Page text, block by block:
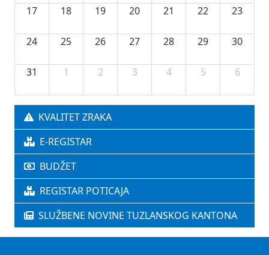
17 18 19 20 21 22 23
24 25 26 27 28 29 30
31 1 2 3 4 5 6
KVALITET ZRAKA
E-REGISTAR
BUDŽET
REGISTAR POTICAJA
SLUŽBENE NOVINE TUZLANSKOG KANTONA